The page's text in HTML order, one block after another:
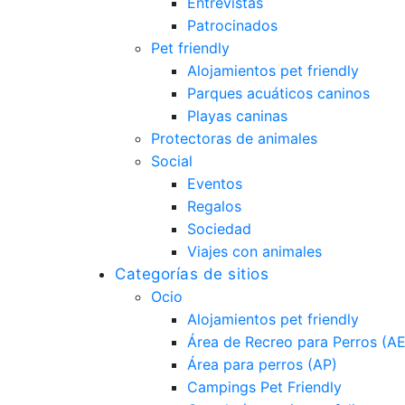
Patrocinados
Pet friendly
Alojamientos pet friendly
Parques acuáticos caninos
Playas caninas
Protectoras de animales
Social
Eventos
Regalos
Sociedad
Viajes con animales
Categorías de sitios
Ocio
Alojamientos pet friendly
Área de Recreo para Perros
Área para perros (AP)
Campings Pet Friendly